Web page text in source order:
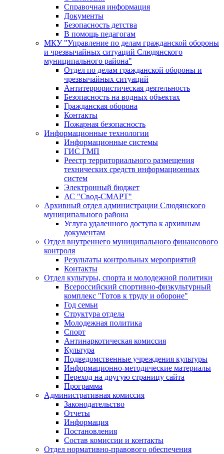
Справочная информация
Документы
Безопасность детства
В помощь педагогам
МКУ "Управление по делам гражданской обороны
и чрезвычайных ситуаций Слюдянского
муниципального района"
Отдел по делам гражданской обороны и
чрезвычайных ситуаций
Антитеррористическая деятельность
Безопасность на водных объектах
Гражданская оборона
Контакты
Пожарная безопасность
Информационные технологии
Информационные системы
ГИС ГМП
Реестр территориального размещения
технических средств информационных
систем
Электронный бюджет
АС "Свод-СМАРТ"
Архивный отдел администрации Слюдянского
муниципального района
Услуга удаленного доступа к архивным
документам
Отдел внутреннего муниципального финансового
контроля
Результаты контрольных мероприятий
Контакты
Отдел культуры, спорта и молодежной политики
Всероссийский спортивно-физкультурный
комплекс "Готов к труду и обороне"
Год семьи
Структура отдела
Молодежная политика
Спорт
Антинаркотическая комиссия
Культура
Подведомственные учреждения культуры
Информационно-методические материалы
Переход на другую страницу сайта
Программа
Административная комиссия
Законодательство
Отчеты
Информация
Постановления
Состав комиссии и контакты
Отдел нормативно-правового обеспечения